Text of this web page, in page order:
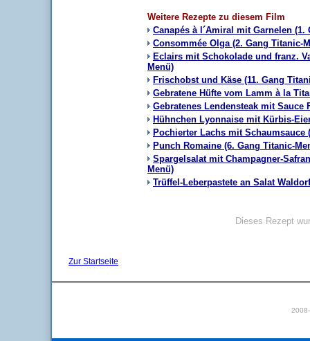
Weitere Rezepte zu diesem Film
Canapés à l´Amiral mit Garnelen (1.
Consommée Olga (2. Gang Titanic-
Eclairs mit Schokolade und franz.
Menü)
Frischobst und Käse (11. Gang
Gebratene Hüfte vom Lamm à la
Gebratenes Lendensteak mit Sauce
Hühnchen Lyonnaise mit Kürbis-
Pochierter Lachs mit Schaumsauce
Punch Romaine (6. Gang Titanic-
Spargelsalat mit Champagner-
Menü)
Trüffel-Leberpastete an Salat
Dieses Rezept
Zur Startseite